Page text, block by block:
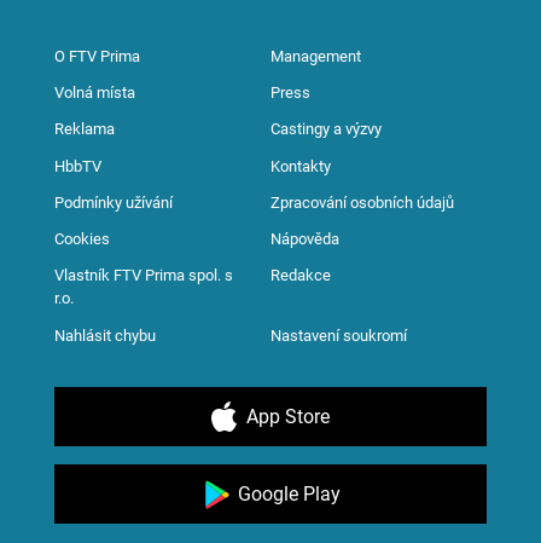
O FTV Prima Management
Volná místa Press
Reklama Castingy a výzvy
HbbTV Kontakty
Podmínky užívání Zpracování osobních údajů
Cookies Nápověda
Vlastník FTV Prima spol. s
r.o.
Redakce
Nahlásit chybu Nastavení soukromí
App Store
Google Play